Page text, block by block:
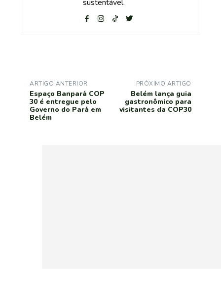
sustentável.
ARTIGO ANTERIOR
Espaço Banpará COP
30 é entregue pelo
Governo do Pará em
Belém
PRÓXIMO ARTIGO
Belém lança guia
gastronômico para
visitantes da COP30